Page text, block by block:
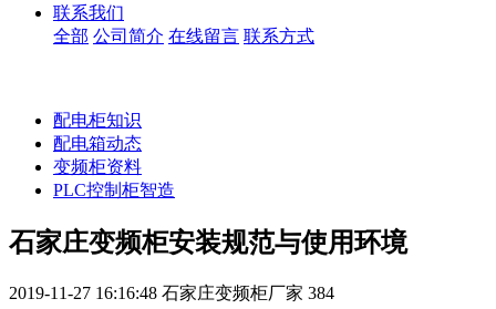
联系我们
全部 公司简介 在线留言 联系方式
配电柜知识
配电箱动态
变频柜资料
PLC控制柜智造
石家庄变频柜安装规范与使用环境
2019-11-27 16:16:48 石家庄变频柜厂家 384